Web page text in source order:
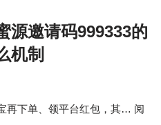
源邀请码999333的
机制
再下单、领平台红包，其… 阅